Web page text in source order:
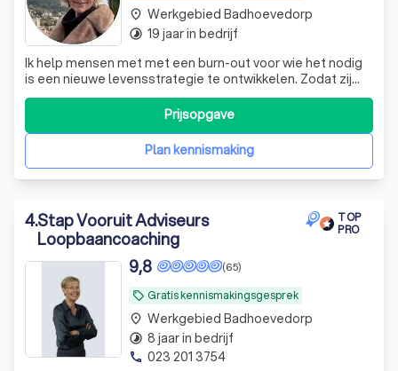
Ik help mensen met met een burn-out voor wie het nodig
is een nieuwe levensstrategie te ontwikkelen. Zodat zij
weer verder kunnen. Hierbij worden we door mijn paarden
Plan kennismaking
Prijsopgave
place Werkgebied Badhoevedorp
timelapse 19 jaar in bedrijf
4.Stap Vooruit Adviseurs
Loopbaancoaching
TOP
PRO
local_offer Gratis kennismakingsgesprek
(65)
9,8
place Werkgebied Badhoevedorp
timelapse 8 jaar in bedrijf
phone 023 201 3754